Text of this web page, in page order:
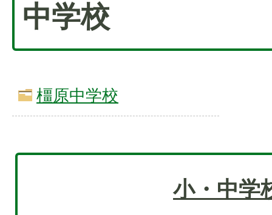
中学校
橿原中学校
小・中学